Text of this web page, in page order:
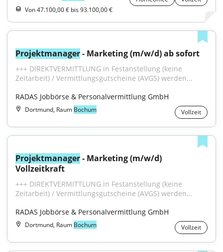
Von 47.100,00 € bis 93.100,00 €
Projektmanager - Marketing (m/w/d) ab sofort
+++ DIREKTVERMITTLUNG in Festanstellung (keine
Zeitarbeit) / Vermittlungsgutscheine (AVGS) werden...
RADAS Jobbörse & Personalvermittlung GmbH
Dortmund, Raum Bochum Vollzeit
Projektmanager - Marketing (m/w/d)
Vollzeitkraft
+++ DIREKTVERMITTLUNG in Festanstellung (keine
Zeitarbeit) / Vermittlungsgutscheine (AVGS) werden...
RADAS Jobbörse & Personalvermittlung GmbH
Dortmund, Raum Bochum Vollzeit